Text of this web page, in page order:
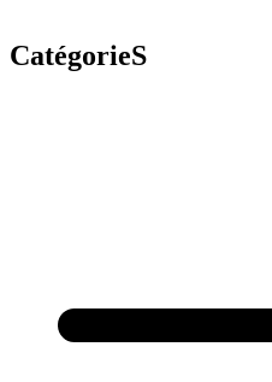
CatégorieS